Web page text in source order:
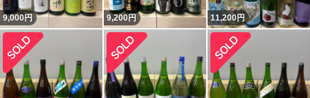
9,000円 9,200円 11,200円